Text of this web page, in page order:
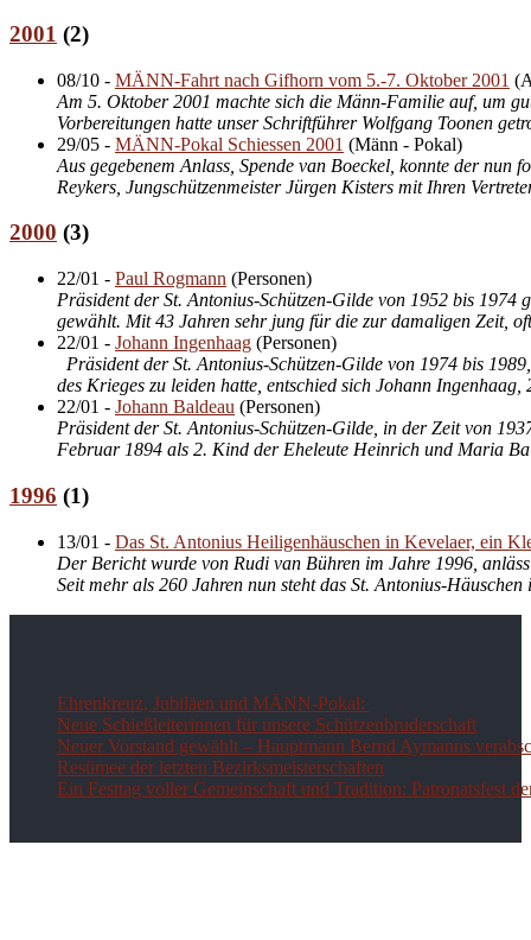
2001 (2)
08/10 - MÄNN-Fahrt nach Gifhorn vom 5.-7. Oktober 2001 (
Am 5. Oktober 2001 machte sich die Männ-Familie auf, um
Vorbereitungen hatte unser Schriftführer Wolfgang Toonen
29/05 - MÄNN-Pokal Schiessen 2001 (Männ - Pokal)
Aus gegebenem Anlass, Spende van Boeckel, konnte der nun
Reykers, Jungschützenmeister Jürgen Kisters mit Ihren
2000 (3)
22/01 - Paul Rogmann (Personen)
Präsident der St. Antonius-Schützen-Gilde von 1952 bis
gewählt. Mit 43 Jahren sehr jung für die zur damaligen Zeit,
22/01 - Johann Ingenhaag (Personen)
Präsident der St. Antonius-Schützen-Gilde von 1974 bis
des Krieges zu leiden hatte, entschied sich Johann
22/01 - Johann Baldeau (Personen)
Präsident der St. Antonius-Schützen-Gilde, in der Zeit von
Februar 1894 als 2. Kind der Eheleute Heinrich und Maria
1996 (1)
13/01 - Das St. Antonius Heiligenhäuschen in Kevelaer, ein
Der Bericht wurde von Rudi van Bühren im Jahre 1996,
Seit mehr als 260 Jahren nun steht das St. Antonius-
Ehrenkreuz, Jubiläen und MÄNN-Pokal:
Neue Schießleiterinnen für unsere Schützenbruderschaft
Neuer Vorstand gewählt – Hauptmann Bernd Aymanns
Resümee der letzten Bezirksmeisterschaften
Ein Festtag voller Gemeinschaft und Tradition: Patronatsfest